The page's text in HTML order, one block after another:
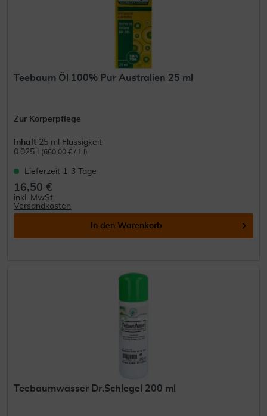
Teebaum Öl 100% Pur Australien 25 ml
Zur Körperpflege
Inhalt 25 ml Flüssigkeit
0.025 l
(660,00 € / 1 l)
Lieferzeit 1-3 Tage
16,50 €
inkl. MwSt.
Versandkosten
In den Warenkorb
Teebaumwasser Dr.Schlegel 200 ml